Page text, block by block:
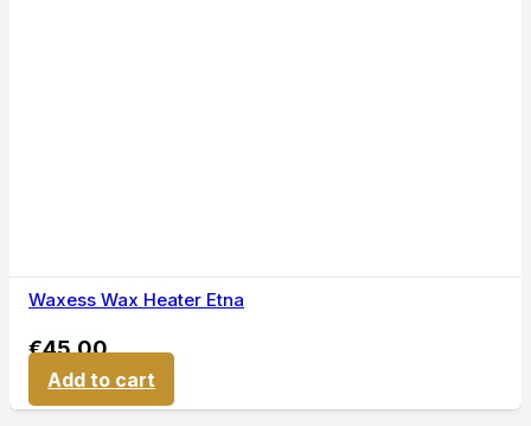
Waxess Wax Heater Etna
€45,00
Add to cart